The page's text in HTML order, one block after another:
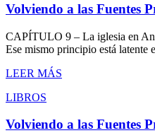
Volviendo a las Fuentes
CAPÍTULO 9 – La iglesia en
Ese mismo principio está
LEER MÁS
LIBROS
Volviendo a las Fuentes